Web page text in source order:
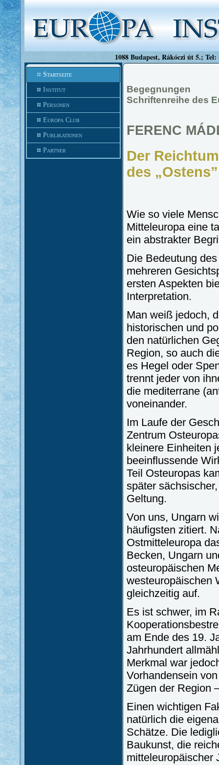
1088 Budapest, Rákóczi út 5.;
Startseite
Institut
Personen
Europa Club
Publikationen
Partner
Begegnungen
Schriftenreihe des
FERENC
Der
des „Ostens”
Wie so viele
Mitteleuropa eine
ein abstrakter
Die Bedeutung
mehreren
ersten Aspekten
Interpretation.
Man weiß jedoch,
historischen und
den natürlichen
Region, so auch
es Hegel oder
trennt jeder von
die mediterrane
voneinander.
Im Laufe der
Zentrum
kleinere Einheiten
beeinflussende
Teil Osteuropas
später
Geltung.
Von uns, Ungarn
häufigsten zitiert.
Ostmitteleuropa
Becken, Ungarn
osteuropäischen
westeuropäischen
gleichzeitig auf.
Es ist schwer, im
am Ende des 19.
Jahrhundert
Merkmal war
Vorhandensein
Zügen der Region
Einen wichtigen
natürlich die
Schätze. Die
Baukunst, die
mitteleuropäischer